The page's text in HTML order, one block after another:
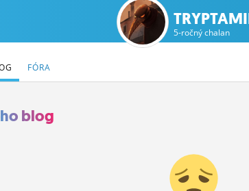
5-ročný chalan
FÓRA
blog